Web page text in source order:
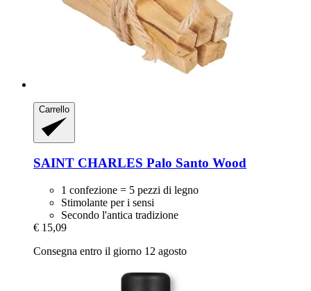
Carrello
SAINT CHARLES Palo Santo Wood
1 confezione = 5 pezzi di legno
Stimolante per i sensi
Secondo l'antica tradizione
€ 15,09
Consegna entro il giorno 12 agosto